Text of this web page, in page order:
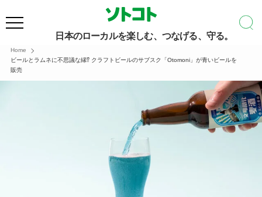
日本のローカルを楽しむ、つなげる、守る。
Home
ビールとラムネに不思議な縁⁉︎ クラフトビールのサブスク「Otomoni」が青いビールを
販売